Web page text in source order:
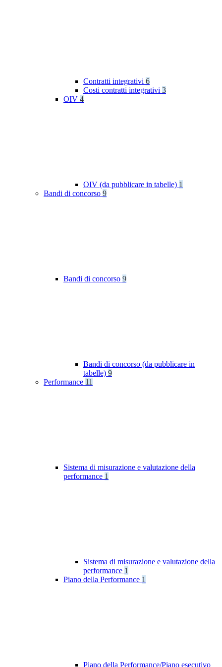
Contratti integrativi 6
Costi contratti integrativi 3
OIV 4
OIV (da pubblicare in tabelle) 1
Bandi di concorso 9
Bandi di concorso 9
Bandi di concorso (da pubblicare in
tabelle) 9
Performance 11
Sistema di misurazione e valutazione della
performance 1
Sistema di misurazione e valutazione della
performance 1
Piano della Performance 1
Piano della Performance/Piano esecutivo